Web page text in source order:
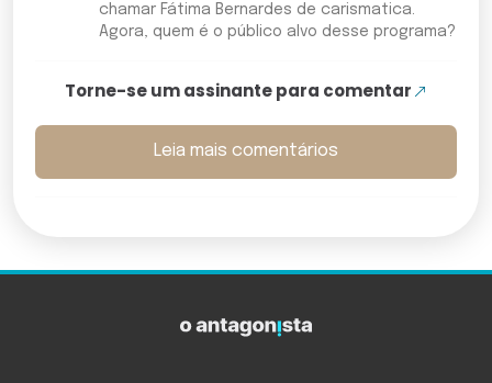
chamar Fátima Bernardes de carismatica.
Agora, quem é o público alvo desse programa?
Torne-se um assinante para comentar
Leia mais comentários